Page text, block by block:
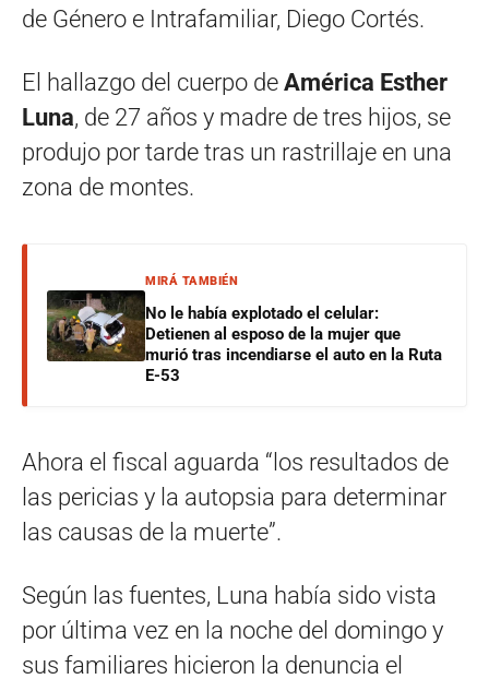
de Género e Intrafamiliar, Diego Cortés.
El hallazgo del cuerpo de América Esther
Luna, de 27 años y madre de tres hijos, se
produjo por tarde tras un rastrillaje en una
zona de montes.
MIRÁ TAMBIÉN
No le había explotado el celular:
Detienen al esposo de la mujer que
murió tras incendiarse el auto en la Ruta
E-53
Ahora el fiscal aguarda “los resultados de
las pericias y la autopsia para determinar
las causas de la muerte”.
Según las fuentes, Luna había sido vista
por última vez en la noche del domingo y
sus familiares hicieron la denuncia el